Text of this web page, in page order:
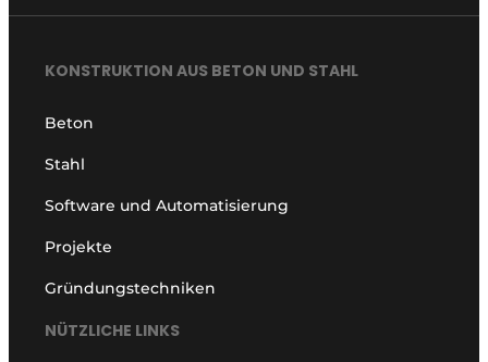
KONSTRUKTION AUS BETON UND STAHL
Beton
Stahl
Software und Automatisierung
Projekte
Gründungstechniken
NÜTZLICHE LINKS